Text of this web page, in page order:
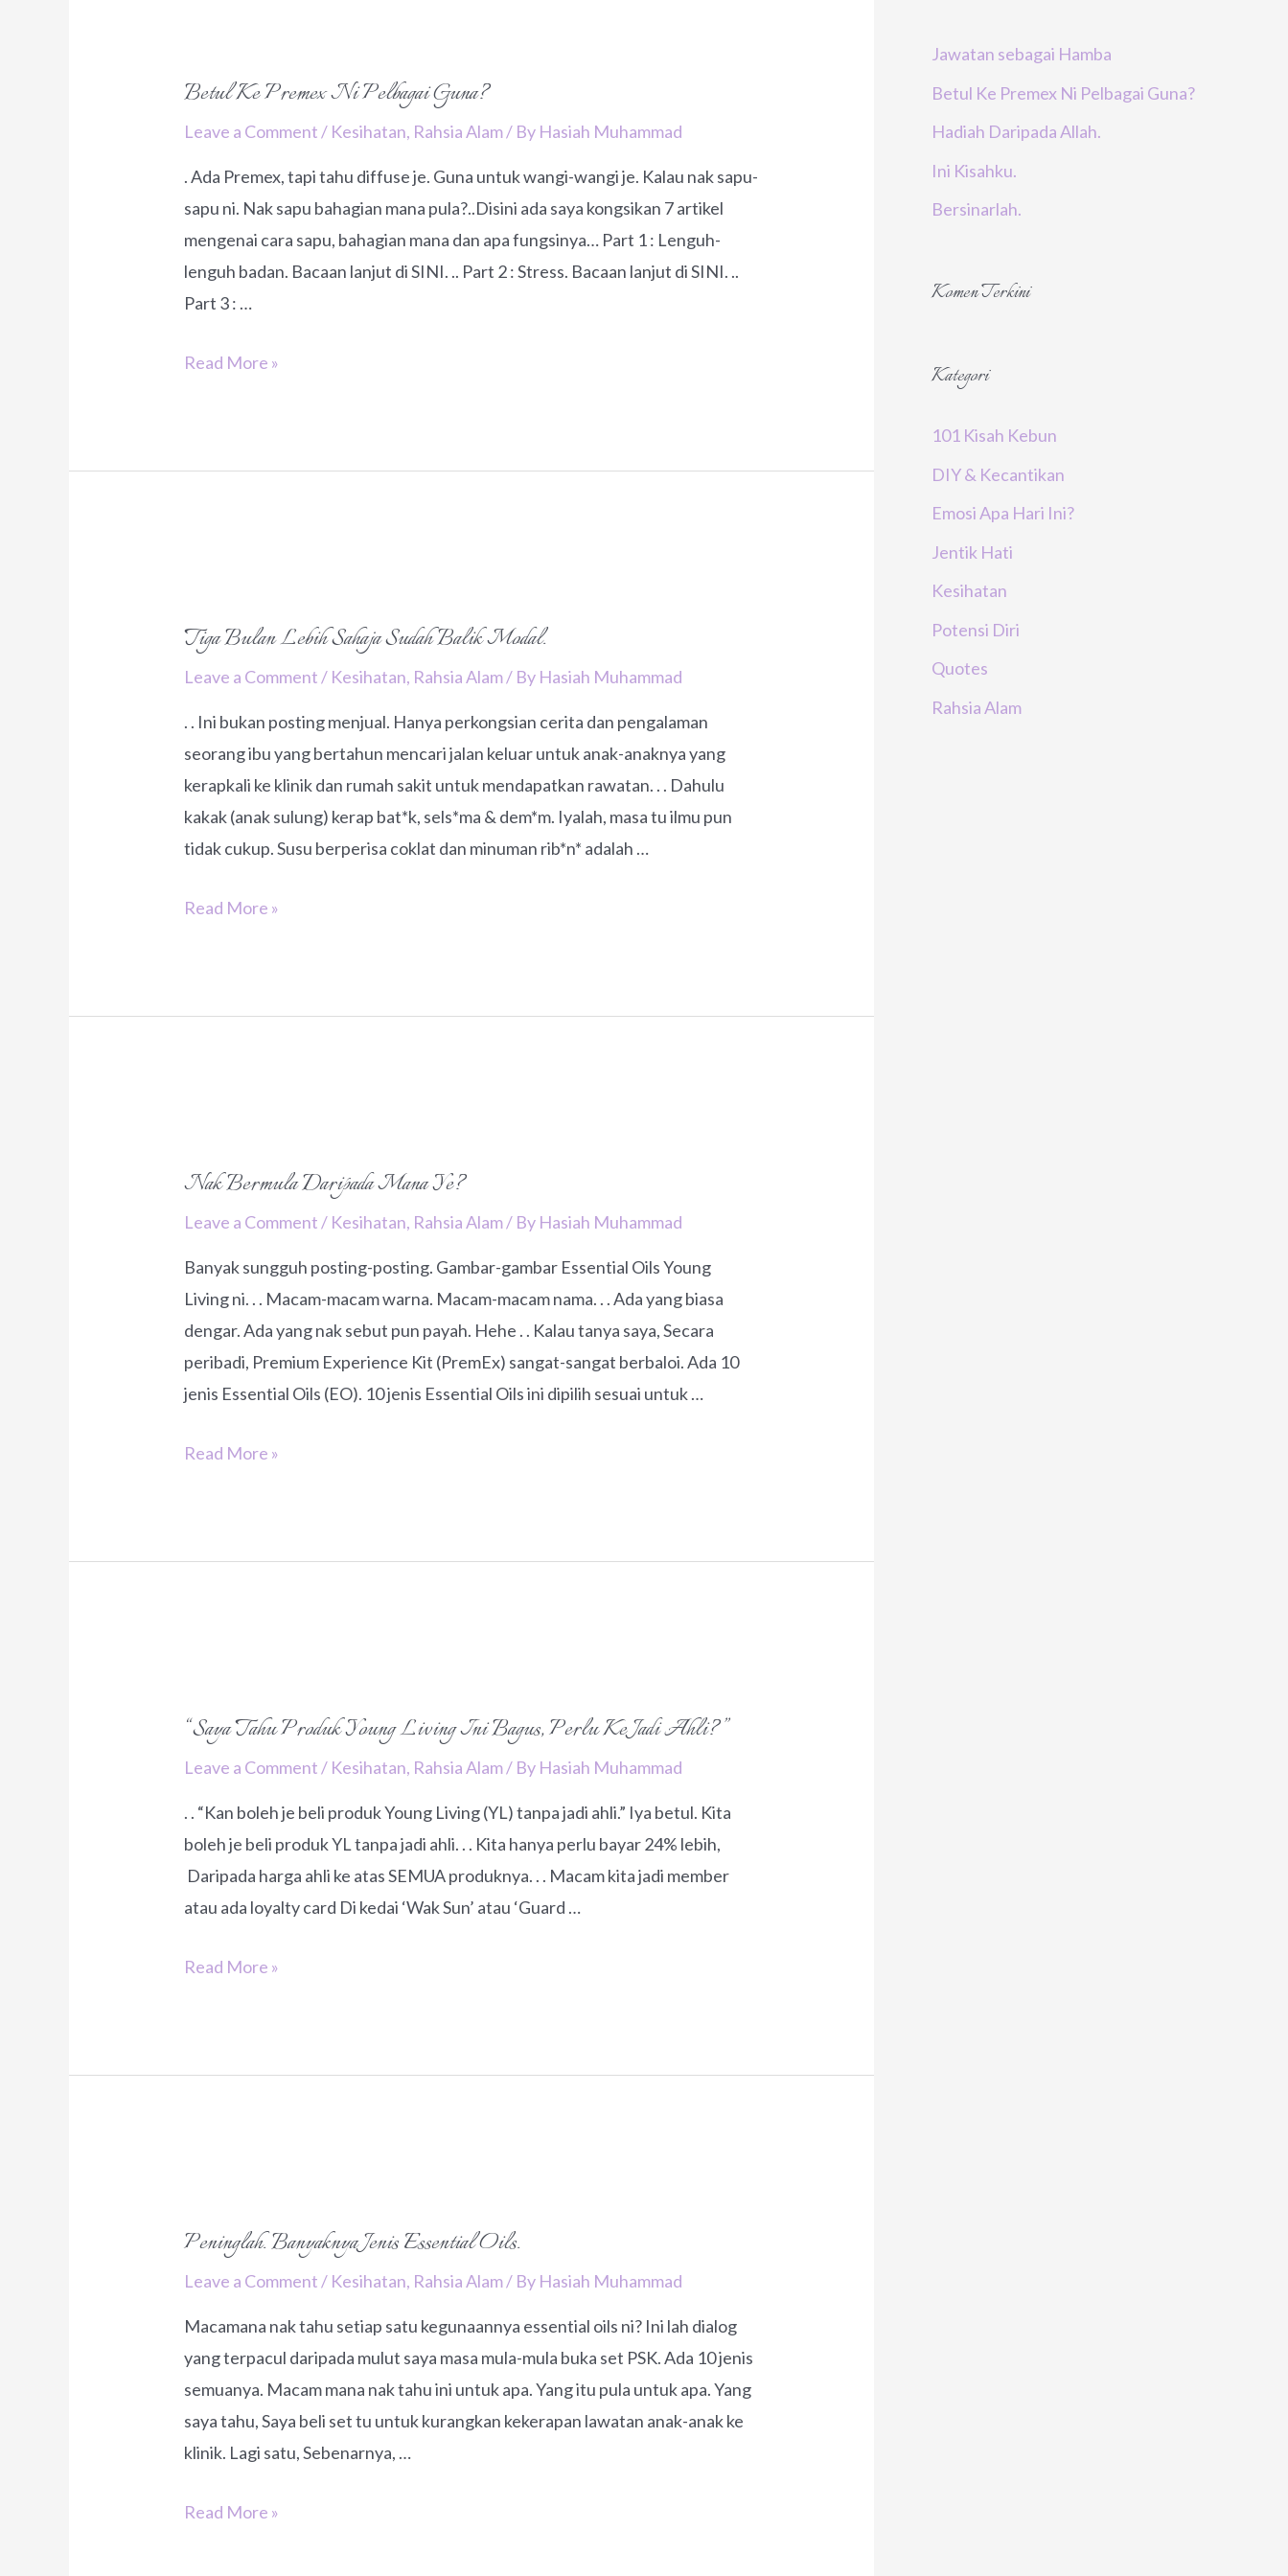
Betul Ke Premex Ni Pelbagai Guna?
Leave a Comment/ Kesihatan, Rahsia Alam/ By Hasiah Muhammad
. Ada Premex, tapi tahu diffuse je. Guna untuk wangi-wangi je. Kalau nak sapu-
sapu ni. Nak sapu bahagian mana pula?..Disini ada saya kongsikan 7 artikel
mengenai cara sapu, bahagian mana dan apa fungsinya… Part 1 : Lenguh-
lenguh badan. Bacaan lanjut di SINI. .. Part 2 : Stress. Bacaan lanjut di SINI. ..
Part 3 : …
Betul
Read More »
Tiga Bulan Lebih Sahaja Sudah Balik Modal.
Leave a Comment/ Kesihatan, Rahsia Alam/ By Hasiah Muhammad
. . Ini bukan posting menjual. Hanya perkongsian cerita dan pengalaman
seorang ibu yang bertahun mencari jalan keluar untuk anak-anaknya yang
kerapkali ke klinik dan rumah sakit untuk mendapatkan rawatan. . . Dahulu
kakak (anak sulung) kerap bat*k, sels*ma & dem*m. Iyalah, masa tu ilmu pun
tidak cukup. Susu berperisa coklat dan minuman rib*n* adalah …
Tiga
Read More »
Nak Bermula Daripada Mana Ye?
Leave a Comment/ Kesihatan, Rahsia Alam/ By Hasiah Muhammad
Banyak sungguh posting-posting. Gambar-gambar Essential Oils Young
Living ni. . . Macam-macam warna. Macam-macam nama. . . Ada yang biasa
dengar. Ada yang nak sebut pun payah. Hehe . . Kalau tanya saya, Secara
peribadi, Premium Experience Kit (PremEx) sangat-sangat berbaloi. Ada 10
jenis Essential Oils (EO). 10 jenis Essential Oils ini dipilih sesuai untuk …
Nak
Read More »
“Saya Tahu Produk Young Living Ini Bagus, Perlu Ke Jadi Ahli?”
Leave a Comment/ Kesihatan, Rahsia Alam/ By Hasiah Muhammad
. . “Kan boleh je beli produk Young Living (YL) tanpa jadi ahli.” Iya betul. Kita
boleh je beli produk YL tanpa jadi ahli. . . Kita hanya perlu bayar 24% lebih,
Daripada harga ahli ke atas SEMUA produknya. . . Macam kita jadi member
atau ada loyalty card Di kedai ‘Wak Sun’ atau ‘Guard …
“Saya
Jadi
Ahli?”
Read More »
Peninglah. Banyaknya Jenis Essential Oils.
Leave a Comment/ Kesihatan, Rahsia Alam/ By Hasiah Muhammad
Macamana nak tahu setiap satu kegunaannya essential oils ni? Ini lah dialog
yang terpacul daripada mulut saya masa mula-mula buka set PSK. Ada 10 jenis
semuanya. Macam mana nak tahu ini untuk apa. Yang itu pula untuk apa. Yang
saya tahu, Saya beli set tu untuk kurangkan kekerapan lawatan anak-anak ke
klinik. Lagi satu, Sebenarnya, …
Peninglah.
Read More »
:Jawatan sebagai Hamba
Betul Ke Premex Ni Pelbagai Guna?
Hadiah Daripada Allah.
Ini Kisahku.
Bersinarlah.
Komen Terkini
Kategori
101 Kisah Kebun
DIY & Kecantikan
Emosi Apa Hari Ini?
Jentik Hati
Kesihatan
Potensi Diri
Quotes
Rahsia Alam